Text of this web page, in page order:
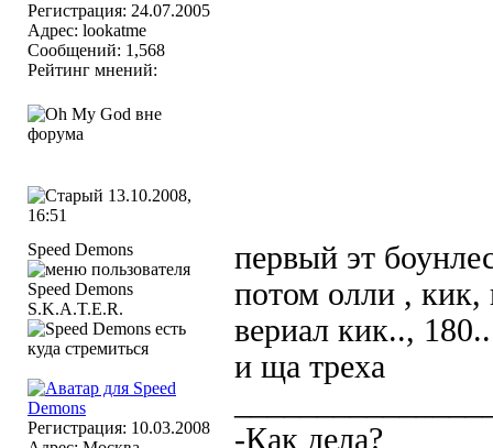
Регистрация: 24.07.2005
Адрес: lookatme
Сообщений: 1,568
Рейтинг мнений:
13.10.2008,
16:51
Speed Demons
S.K.A.T.E.R.
Регистрация: 10.03.2008
первый эт
потом олли , кик,
вериал кик..,
и ща треха
-Как дела?